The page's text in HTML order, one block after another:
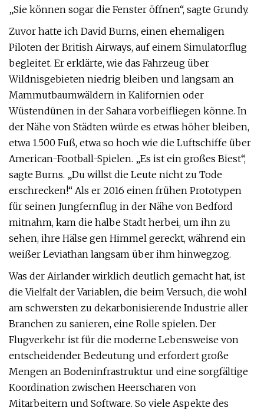
„Sie können sogar die Fenster öffnen“, sagte Grundy.
Zuvor hatte ich David Burns, einen ehemaligen
Piloten der British Airways, auf einem Simulatorflug
begleitet. Er erklärte, wie das Fahrzeug über
Wildnisgebieten niedrig bleiben und langsam an
Mammutbaumwäldern in Kalifornien oder
Wüstendünen in der Sahara vorbeifliegen könne. In
der Nähe von Städten würde es etwas höher bleiben,
etwa 1.500 Fuß, etwa so hoch wie die Luftschiffe über
American-Football-Spielen. „Es ist ein großes Biest“,
sagte Burns. „Du willst die Leute nicht zu Tode
erschrecken!“ Als er 2016 einen frühen Prototypen
für seinen Jungfernflug in der Nähe von Bedford
mitnahm, kam die halbe Stadt herbei, um ihn zu
sehen, ihre Hälse gen Himmel gereckt, während ein
weißer Leviathan langsam über ihm hinwegzog.
Was der Airlander wirklich deutlich gemacht hat, ist
die Vielfalt der Variablen, die beim Versuch, die wohl
am schwersten zu dekarbonisierende Industrie aller
Branchen zu sanieren, eine Rolle spielen. Der
Flugverkehr ist für die moderne Lebensweise von
entscheidender Bedeutung und erfordert große
Mengen an Bodeninfrastruktur und eine sorgfältige
Koordination zwischen Heerscharen von
Mitarbeitern und Software. So viele Aspekte des